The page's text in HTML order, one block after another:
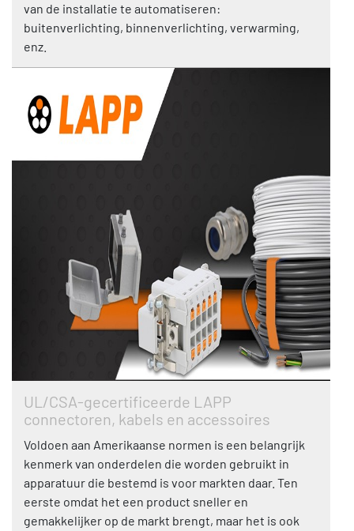
van de installatie te automatiseren:
buitenverlichting, binnenverlichting, verwarming,
enz.
UL/CSA-gecertificeerde LAPP
connectoren, kabels en accessoires
Voldoen aan Amerikaanse normen is een belangrijk
kenmerk van onderdelen die worden gebruikt in
apparatuur die bestemd is voor markten daar. Ten
eerste omdat het een product sneller en
gemakkelijker op de markt brengt, maar het is ook